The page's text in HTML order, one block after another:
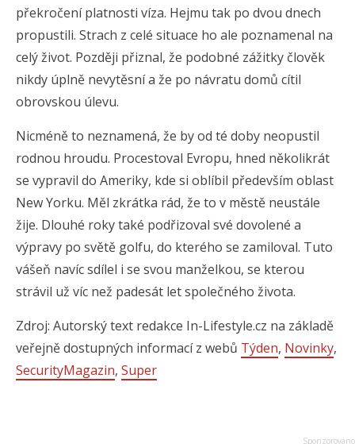
překročení platnosti víza. Hejmu tak po dvou dnech
propustili. Strach z celé situace ho ale poznamenal na
celý život. Později přiznal, že podobné zážitky člověk
nikdy úplně nevytěsní a že po návratu domů cítil
obrovskou úlevu.
Nicméně to neznamená, že by od té doby neopustil
rodnou hroudu. Procestoval Evropu, hned několikrát
se vypravil do Ameriky, kde si oblíbil především oblast
New Yorku. Měl zkrátka rád, že to v městě neustále
žije. Dlouhé roky také podřizoval své dovolené a
výpravy po světě golfu, do kterého se zamiloval. Tuto
vášeň navíc sdílel i se svou manželkou, se kterou
strávil už víc než padesát let společného života.
Zdroj: Autorský text redakce In-Lifestyle.cz na základě
veřejně dostupných informací z webů Týden, Novinky,
SecurityMagazin, Super